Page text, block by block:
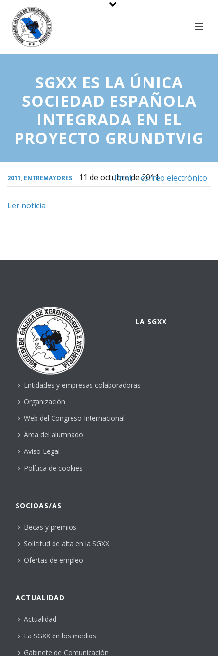
SGXX ES LA ÚNICA
SOCIEDAD ESPAÑOLA
INTEGRADA EN EL
PROYECTO GRUNDTVIG
Print correo electrónico
2011, ENTREMAYORES 11 de octubre de 2011
Ler noticia
LA SGXX
Entidades y empresas colaboradoras
Organización
Web del Congreso Internacional
Área del alumnado
Aviso Legal
Política de cookies
SOCIOAS/AS
Becas y premios
Solicitud de alta en la SGXX
Ofertas de empleo
ACTUALIDAD
Actualidad
La SGXX en los medios
Gabinete de Comunicación